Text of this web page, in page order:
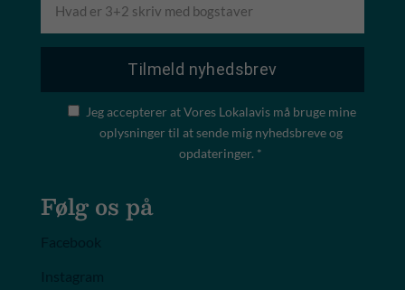
Jeg accepterer at Vores Lokalavis må bruge mine
oplysninger til at sende mig nyhedsbreve og
opdateringer. *
Følg os på